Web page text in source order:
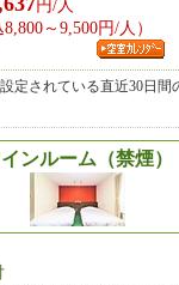
円/人
8,800～9,500円/人）
定されている直近30日間
ンルーム（禁煙）